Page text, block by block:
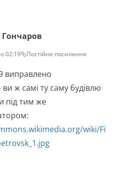
Гончаров
02:19 Постійне посилання
виправлено
ж самі ту саму будівлю
під тим же
wiki/Fi